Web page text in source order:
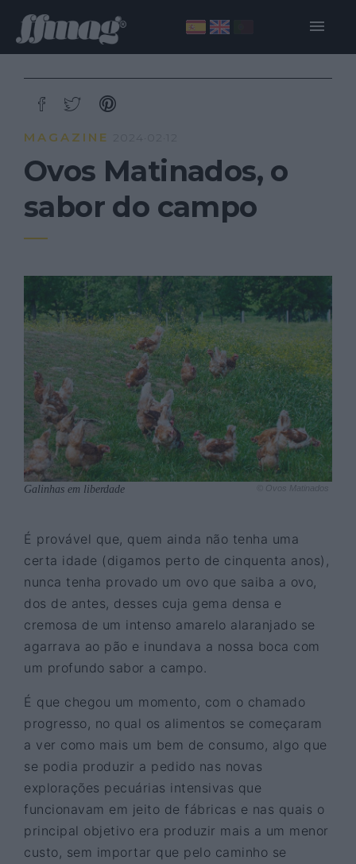
MAGAZINE 2024·02·12
Ovos Matinados, o
sabor do campo
Galinhas em liberdade © Ovos Matinados
É provável que, quem ainda não tenha uma
certa idade (digamos perto de cinquenta anos),
nunca tenha provado um ovo que saiba a ovo,
dos de antes, desses cuja gema densa e
cremosa de um intenso amarelo alaranjado se
agarrava ao pão e inundava a nossa boca com
um profundo sabor a campo.
É que chegou um momento, com o chamado
progresso, no qual os alimentos se começaram
a ver como mais um bem de consumo, algo que
se podia produzir a pedido nas novas
explorações pecuárias intensivas que
funcionavam em jeito de fábricas e nas quais o
principal objetivo era produzir mais a um menor
custo, sem importar que pelo caminho se